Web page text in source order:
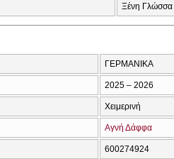
Ξένη Γλώσσα
ΓΕΡΜΑΝΙΚΑ
2025 – 2026
Χειμερινή
Αγνή Δάφφα
600274924